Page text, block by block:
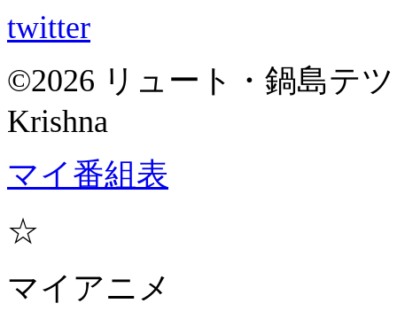
twitter
©2026 リュート・鍋島テ
Krishna
マイ番組表
☆
マイアニメ